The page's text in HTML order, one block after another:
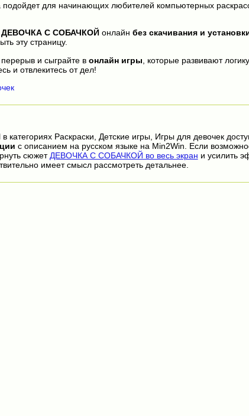
подойдет для начинающих любителей компьютерных
ДЕВОЧКА С СОБАЧКОЙонлайн без скачивания и
эту страницу.
и сыграйте в онлайн игры , которые развивают
и отвлекитесь от дел!
в категориях Раскраски, Детские игры, Игры для девочек
с описанием на русском языке на Min2Win. Если
сюжет ДЕВОЧКА С СОБАЧКОЙ во весь экран и усилить
имеет смысл рассмотреть детальнее.